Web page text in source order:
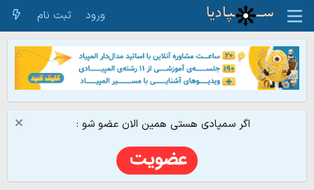
ورود ثبت نام
اگر سمپادی هستی همین الان عضو شو :